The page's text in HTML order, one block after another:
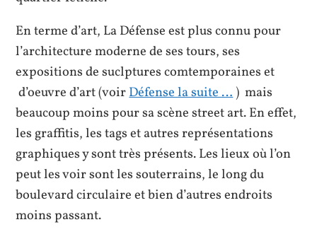
En terme d’art, La Défense est plus connu pour
l’architecture moderne de ses tours, ses
expositions de suclptures comtemporaines et
d’oeuvre d’art (voirDéfense la suite …) mais
beaucoup moins pour sa scène street art. En effet,
les graffitis, les tags etautres représentations
graphiques y sont très présents. Les lieux où l’on
peut les voir sont les souterrains, le long du
boulevard circulaire et bien d’autres endroits
moins passant.